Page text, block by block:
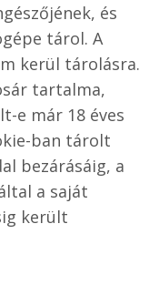
és
tárol. A
kerül tárolásra.
tartalma,
e már 18 éves
ban tárolt
bezárásáig, a
a saját
került